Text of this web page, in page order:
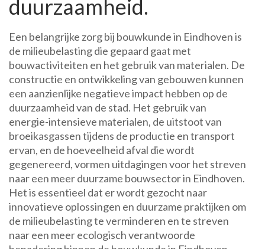
duurzaamheid.
Een belangrijke zorg bij bouwkunde in Eindhoven is
de milieubelasting die gepaard gaat met
bouwactiviteiten en het gebruik van materialen. De
constructie en ontwikkeling van gebouwen kunnen
een aanzienlijke negatieve impact hebben op de
duurzaamheid van de stad. Het gebruik van
energie-intensieve materialen, de uitstoot van
broeikasgassen tijdens de productie en transport
ervan, en de hoeveelheid afval die wordt
gegenereerd, vormen uitdagingen voor het streven
naar een meer duurzame bouwsector in Eindhoven.
Het is essentieel dat er wordt gezocht naar
innovatieve oplossingen en duurzame praktijken om
de milieubelasting te verminderen en te streven
naar een meer ecologisch verantwoorde